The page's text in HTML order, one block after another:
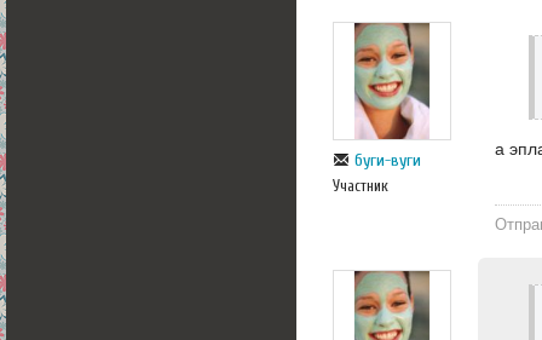
буги-вуги
Участник
а